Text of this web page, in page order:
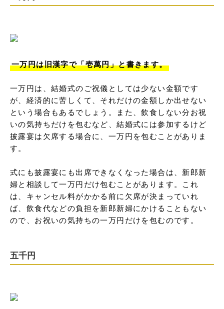
一万円は旧漢字で「壱萬円」と書きます。
一万円は、結婚式のご祝儀としては少ない金額です
が、経済的に苦しくて、それだけの金額しか出せない
という場合もあるでしょう。また、飲食しない分お祝
いの気持ちだけを包むなど、結婚式には参加するけど
披露宴は欠席する場合に、一万円を包むことがありま
す。
式にも披露宴にも出席できなくなった場合は、新郎新
婦と相談して一万円だけ包むことがあります。これ
は、キャンセル料がかかる前に欠席が決まっていれ
ば、飲食代などの負担を新郎新婦にかけることもない
ので、お祝いの気持ちの一万円だけを包むのです。
五千円